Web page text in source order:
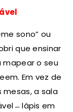
sono” ou
que ensinar
mapear o seu
Em vez de
mesas, a sala
lápis em